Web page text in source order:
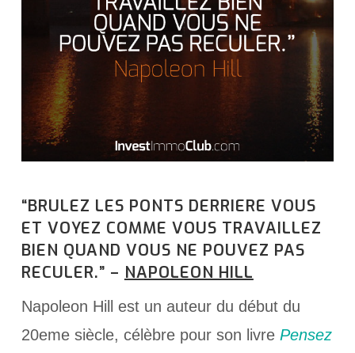
“BRULEZ LES PONTS DERRIERE VOUS
ET VOYEZ COMME VOUS TRAVAILLEZ
BIEN QUAND VOUS NE POUVEZ PAS
RECULER.” – NAPOLEON HILL
Napoleon Hill est un auteur du début du
20eme siècle, célèbre pour son livre Pensez